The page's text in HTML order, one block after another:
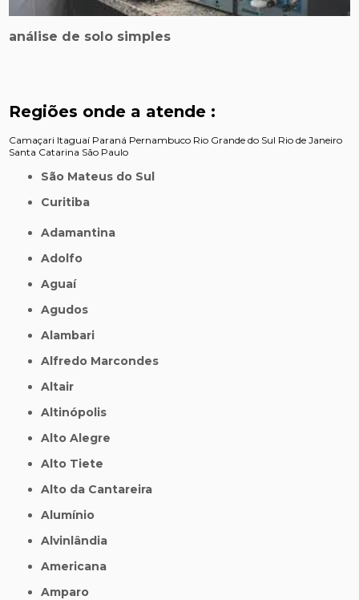
análise de solo simples
Regiões onde a atende :
Camaçari Itaguaí Paraná Pernambuco Rio Grande do Sul Rio de Janeiro
Santa Catarina São Paulo
São Mateus do Sul
Curitiba
Adamantina
Adolfo
Aguaí
Agudos
Alambari
Alfredo Marcondes
Altair
Altinópolis
Alto Alegre
Alto Tiete
Alto da Cantareira
Alumínio
Alvinlândia
Americana
Amparo